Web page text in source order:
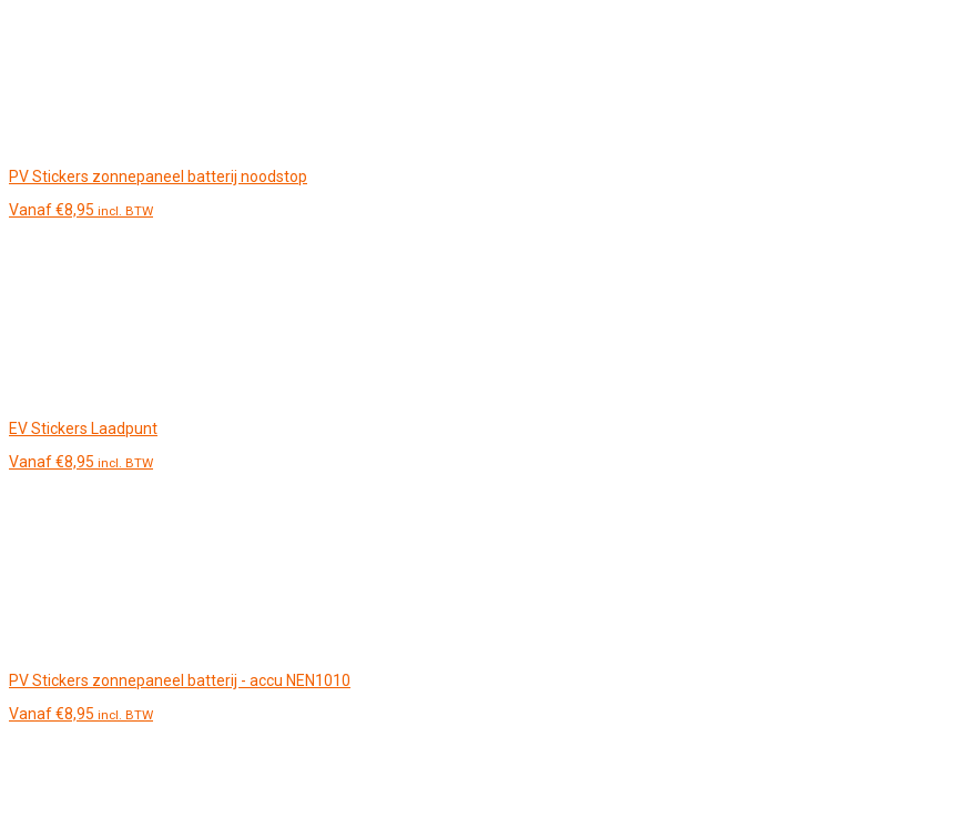
PV Stickers zonnepaneel batterij noodstop
Vanaf€8,95 incl. BTW
EV Stickers Laadpunt
Vanaf€8,95 incl. BTW
PV Stickers zonnepaneel batterij - accu NEN1010
Vanaf€8,95 incl. BTW